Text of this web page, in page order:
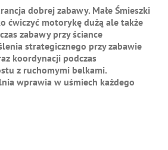
dobrej zabawy. Małe Śmieszki
ćwiczyć motorykę dużą ale także
zabawy przy ściance
strategicznego przy zabawie
koordynacji podczas
z ruchomymi belkami.
wprawia w uśmiech każdego